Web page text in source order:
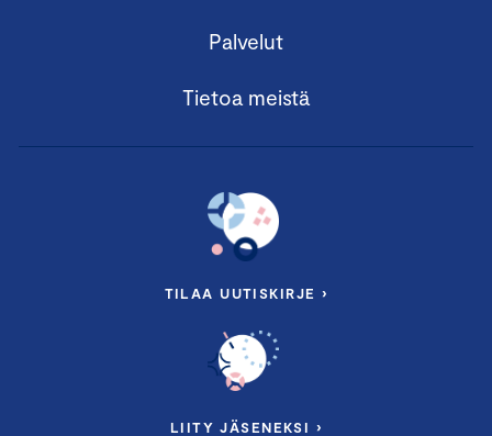
Palvelut
Tietoa meistä
TILAA UUTISKIRJE ›
LIITY JÄSENEKSI ›